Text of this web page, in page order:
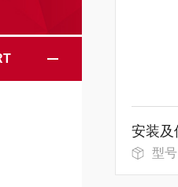
型号：